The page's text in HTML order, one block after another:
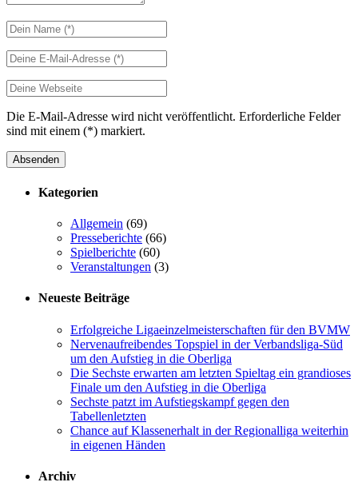
Die E-Mail-Adresse wird nicht veröffentlicht. Erforderliche Felder
sind mit einem (*) markiert.
Absenden
Kategorien
Allgemein (69)
Presseberichte (66)
Spielberichte (60)
Veranstaltungen (3)
Neueste Beiträge
Erfolgreiche Ligaeinzelmeisterschaften für den BVMW
Nervenaufreibendes Topspiel in der Verbandsliga-Süd
um den Aufstieg in die Oberliga
Die Sechste erwarten am letzten Spieltag ein grandioses
Finale um den Aufstieg in die Oberliga
Sechste patzt im Aufstiegskampf gegen den
Tabellenletzten
Chance auf Klassenerhalt in der Regionalliga weiterhin
in eigenen Händen
Archiv